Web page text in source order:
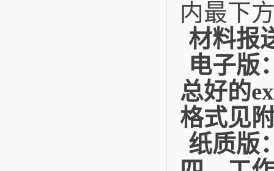
内最下
材料报
电子版
总好的
格式见
纸质版